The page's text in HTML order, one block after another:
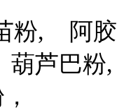
粉, 阿胶
葫芦巴粉,